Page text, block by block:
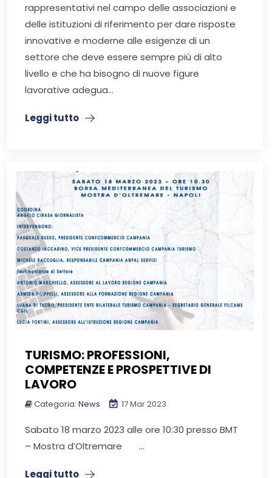
rappresentativi nel campo delle associazioni e
delle istituzioni di riferimento per dare risposte
innovative e moderne alle esigenze di un
settore che deve essere sempre più di alto
livello e che ha bisogno di nuove figure
lavorative adegua...
Leggi tutto
TURISMO: PROFESSIONI,
COMPETENZE E PROSPETTIVE DI
LAVORO
Categoria:News 17 Mar 2023
Sabato 18 marzo 2023 alle ore 10:30 presso BMT
– Mostra d’Oltremare ...
Leggi tutto